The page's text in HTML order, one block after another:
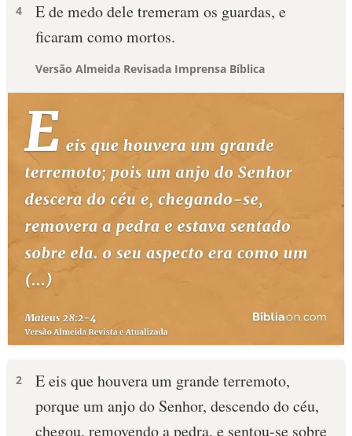
4
E de medo dele tremeram os guardas, e
ficaram como mortos.
Versão Almeida Revisada Imprensa Bíblica
2
E eis que houvera um grande terremoto,
porque um anjo do Senhor, descendo do céu,
chegou, removendo a pedra, e sentou-se sobre